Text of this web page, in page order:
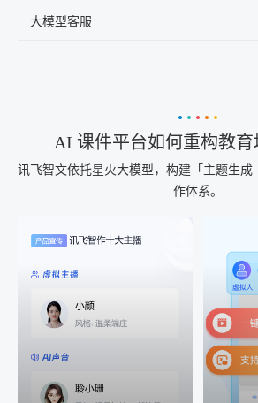
大模型客服
AI 课件平台如何重构教育
讯飞智文依托星火大模型，构建「主题生成
作体系。
AI配音
音视频一键生成
室"中输入文本或录音，一
出
AI+
配音
AI+音
TTS能
工具
音人